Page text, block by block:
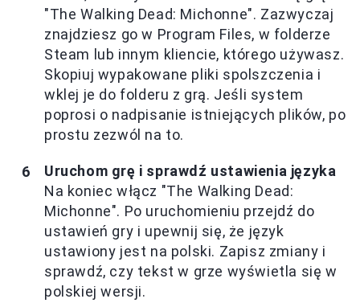
"The Walking Dead: Michonne". Zazwyczaj
znajdziesz go w Program Files, w folderze
Steam lub innym kliencie, którego używasz.
Skopiuj wypakowane pliki spolszczenia i
wklej je do folderu z grą. Jeśli system
poprosi o nadpisanie istniejących plików, po
prostu zezwól na to.
Uruchom grę i sprawdź ustawienia języka
Na koniec włącz "The Walking Dead:
Michonne". Po uruchomieniu przejdź do
ustawień gry i upewnij się, że język
ustawiony jest na polski. Zapisz zmiany i
sprawdź, czy tekst w grze wyświetla się w
polskiej wersji.